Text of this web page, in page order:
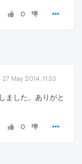
0
27 May 2014, 11:33
ました。ありがと
0